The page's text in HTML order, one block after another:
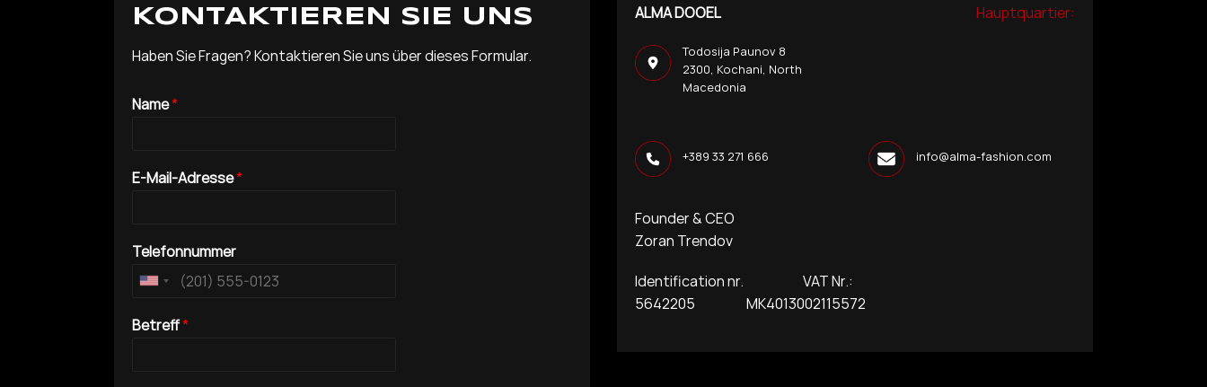
KONTAKTIEREN SIE UNS
Haben Sie Fragen? Kontaktieren Sie uns über dieses Formular.
Name*
E-Mail-Adresse*
Telefonnummer
Betreff*
ALMA DOOEL Hauptquartier:
Todosija Paunov 8
2300, Kochani, North
Macedonia
+389 33 271 666 info@alma-fashion.com
Founder & CEO
Zoran Trendov
Identification nr. VAT Nr.:
5642205 MK4013002115572